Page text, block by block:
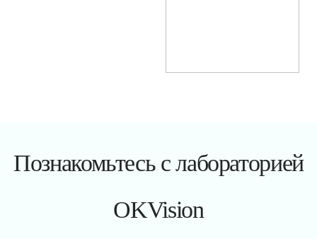
Познакомьтесь с лабораторией
OKVision